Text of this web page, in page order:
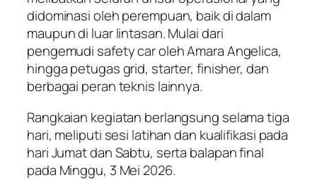
didominasi oleh perempuan, baik di dalam
maupun di luar lintasan. Mulai dari
pengemudi safety car oleh Amara Angelica,
hingga petugas grid, starter, finisher, dan
berbagai peran teknis lainnya.
Rangkaian kegiatan berlangsung selama tiga
hari, meliputi sesi latihan dan kualifikasi pada
hari Jumat dan Sabtu, serta balapan final
pada Minggu, 3 Mei 2026.